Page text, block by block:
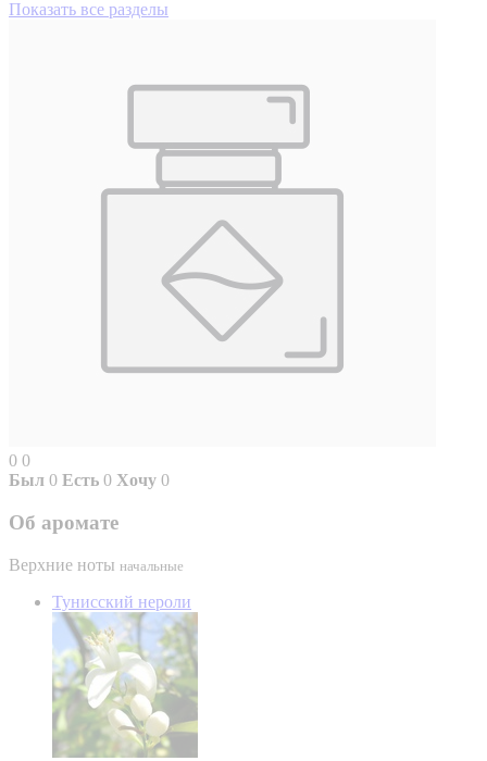
Показать все разделы
0 0
Был 0 Есть 0 Хочу 0
Об аромате
Верхние ноты начальные
Тунисский нероли